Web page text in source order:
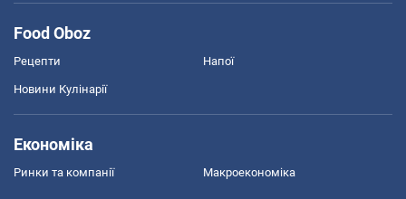
Food Oboz
Рецепти Напої
Новини Кулінарії
Економіка
Ринки та компанії Макроекономіка